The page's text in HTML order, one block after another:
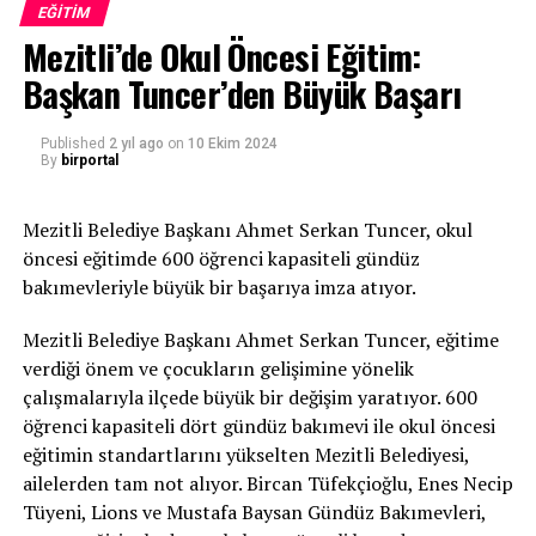
etkinliğidir. Mesajınızı topluma ulaştırmanın ve toplumu
etkilemenin en iyi yoludur. Bu bağlamda bu
sempozyumda okunacak bildirilerin alanımıza çok şey
katacağını umut ediyor, katılımınız için teşekkür ediyorum”
dedi.
“Dijitalleşme, ana hedeflerimizden birisi”
İletişim Fakültesi Dekanı Prof. Dr. Bilgehan Gültekin,
“Üniversitemizin ana hedeflerinden birisi de dijitalleşme.
Biz de İletişim Fakültesi olarak dijital medya alanına bu
tarz toplumsal ağırlığı olan sempozyumlara devam
edeceğiz. Sempozyumumuz, konu içeriği bakımından
oldukça zengin. Önümüzdeki yıl bu sempozyumu yüz
yüze yapmayı planlıyoruz. İletişim Fakültesi olarak
“Okullarımızda yapılan bu
çalışmalarla,
öğrencilerimiz rahat ve son
ortamlarda eğitim alacak.
Bu projeler, geleceğimiz
olan çocuklarımızın kaliteli
bir eğitim görmesi için
büyük bir öneme sahip.”
Teşekkür ve Takdir
Durmuş, projede emeği geçen İnşaat ve Emlak
EĞITIM
Mezitli’de Okul Öncesi Eğitim:
Başkan Tuncer’den Büyük Başarı
Published 2 yıl ago on 10 Ekim 2024
By birportal
Mezitli Belediye Başkanı Ahmet Serkan Tuncer, okul
öncesi eğitimde 600 öğrenci kapasiteli gündüz
bakımevleriyle büyük bir başarıya imza atıyor.
Mezitli Belediye Başkanı Ahmet Serkan Tuncer, eğitime
verdiği önem ve çocukların gelişimine yönelik
çalışmalarıyla ilçede büyük bir değişim yaratıyor. 600
öğrenci kapasiteli dört gündüz bakımevi ile okul öncesi
eğitimin standartlarını yükselten Mezitli Belediyesi,
ailelerden tam not alıyor. Bircan Tüfekçioğlu, Enes Necip
Tüyeni, Lions ve Mustafa Baysan Gündüz Bakımevleri,